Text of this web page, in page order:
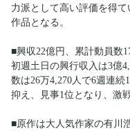
力派として高い評価を得
作品となる。
■興収22億円、累計動員数
初週土日の興行収入は3億
数は26万4,270人で6週連続
抑え、見事1位となり、激
■原作は大人気作家の有川